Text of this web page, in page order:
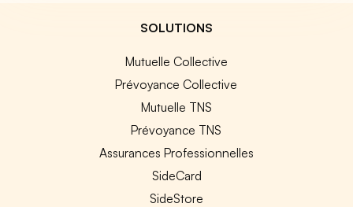
SOLUTIONS
Mutuelle Collective
Prévoyance Collective
Mutuelle TNS
Prévoyance TNS
Assurances Professionnelles
SideCard
SideStore